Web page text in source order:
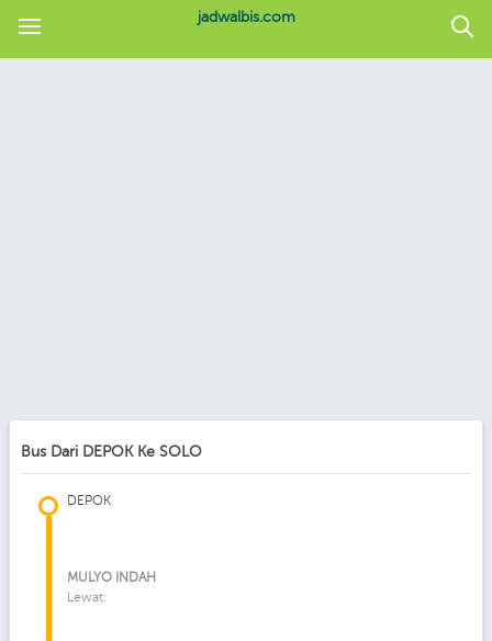
jadwalbis.com
Bus Dari DEPOK Ke SOLO
DEPOK
MULYO INDAH
Lewat: